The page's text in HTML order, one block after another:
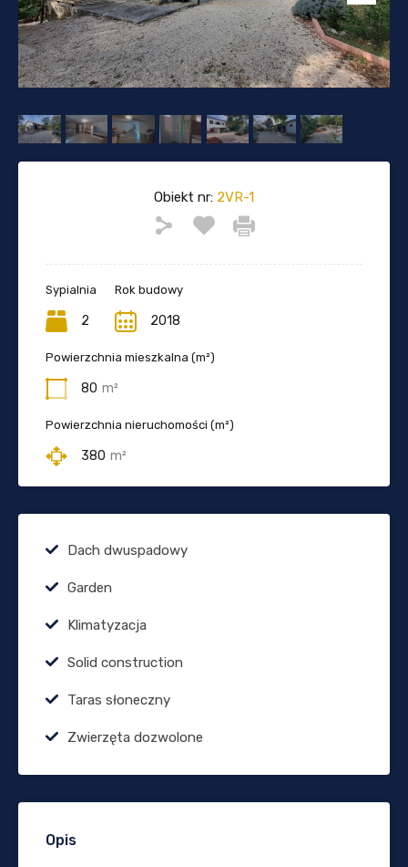
Obiekt nr: 2VR-1
Sypialnia
2
Rok budowy
2018
Powierzchnia mieszkalna (m²)
80 m²
Powierzchnia nieruchomości (m²)
380 m²
Dach dwuspadowy
Garden
Klimatyzacja
Solid construction
Taras słoneczny
Zwierzęta dozwolone
Opis